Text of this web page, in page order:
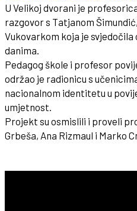
U Velikoj dvorani je
razgovor s Tatjanom
Vukovarkom koja je
danima.
Pedagog škole i profesor
održao je radionicu s
nacionalnom identitetu u
umjetnost.
Projekt su osmislili i proveli
Grbeša, Ana Rizmaul i Marko